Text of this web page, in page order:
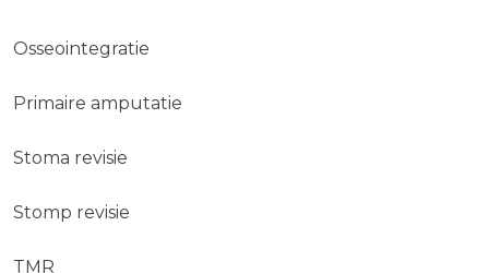
Osseointegratie
Primaire amputatie
Stoma revisie
Stomp revisie
TMR